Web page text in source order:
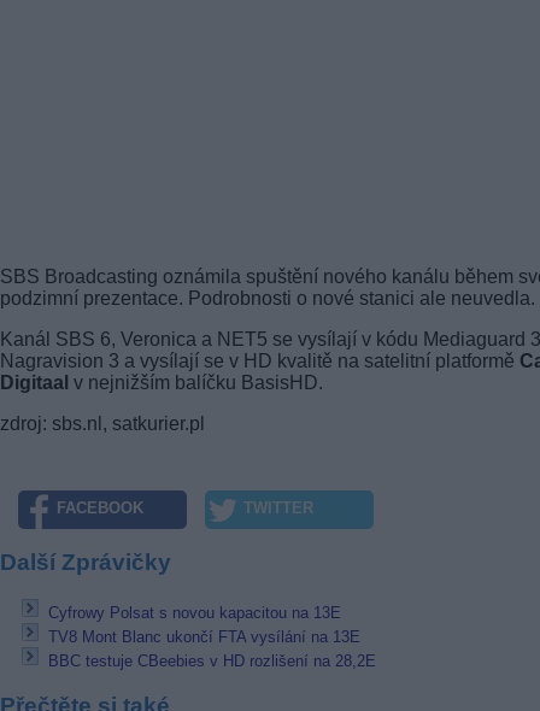
SBS Broadcasting oznámila spuštění nového kanálu během
podzimní prezentace. Podrobnosti o nové stanici ale neuvedla.
Kanál SBS 6, Veronica a NET5 se vysílají v kódu Mediaguard
Nagravision 3 a vysílají se v HD kvalitě na satelitní platformě
Digitaal v nejnižším balíčku BasisHD.
zdroj: sbs.nl, satkurier.pl
FACEBOOK TWITTER
Další Zprávičky
Cyfrowy Polsat s novou kapacitou na 13E
TV8 Mont Blanc ukončí FTA vysílání na 13E
BBC testuje CBeebies v HD rozlišení na 28,2E
Přečtěte si také